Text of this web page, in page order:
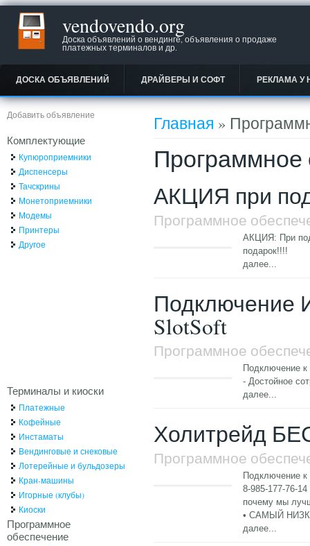
vendovendo.org
Доска объявлений о вендинге, объявления о продаже
платежных терминалов и др.
ДОСКА ОБЪЯВЛЕНИЙ ДРАЙВЕРЫ И СОФТ РЕКЛАМА У
Вы здесь
Главная »
Программное
АКЦИЯ при
Программное
АКЦИЯ: При
подарок!!!!
далее...
Подключение
SlotSoft
Программное
Подключение
- Достойное
далее...
Холитрейд
Программное
Подключение
8-985-177-76-14
почему мы
• САМЫЙ
далее...
Добавить объявление
Комплектующие
Купюроприемники
Диспенсеры
Тачскрины
Монетоприемники
Модемы
Принтеры
Другое
Терминалы и киоски
Платежные
Кофейные
Инстаматы
Вендинговые и снековые
Лотерейные и бульдозеры
Кран-машины
Игорные (клубы)
Киоски
Программное
обеспечение